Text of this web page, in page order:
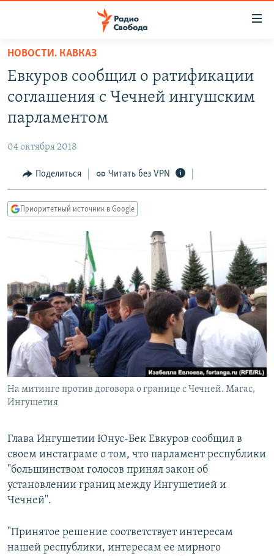
упрощенного
доступа
основному
Вернутся
Вернутся
ПОДКАСТЫ
МНЕНИЯ
КУЛЬТУРА
КАВКАЗ.РЕАЛИИ
СИБИРЬ.РЕАЛИИ
РАСПИСАНИЕ ВЕЩАНИЯ
ПОДПИШИТЕСЬ НА РАССЫЛКУ
СОЦИАЛЬНЫЕ СЕТИ
НОВОСТИ. КАВКАЗ
Евкуров сообщил о ратификации
соглашения с Чечней ингушским
парламентом
04 октября 2018
Поделиться Читать без VPN
Приоритетный источник в Google
На митинге против договора о границе с Чечней. Магас,
Ингушетия
Глава Ингушетии Юнус-Бек Евкуров сообщил в
своем инстаграме о том, что парламент республики
"большинством голосов принял закон об
установлении границ между Ингушетией и
Чечней".
"Принятое решение соответствует интересам
нашей республики, интересам ее мирного